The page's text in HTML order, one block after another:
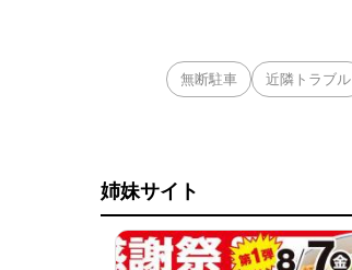
無断駐車 近隣トラブル
姉妹サイト